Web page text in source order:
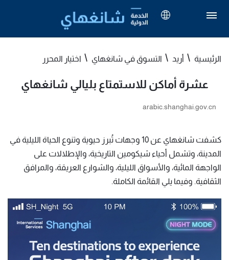
الرئيسية أريد التسوق في شانغهاي اختيار المحرر
عشرة أماكن للاستمتاع بليالي شانغهاي
arabic.shanghai.gov.cn
كشفت شانغهاي عن 10 وجهات تُبرز حيوية وتنوع الحياة الليلية في
المدينة، وتشمل أحياء شيكومين التاريخية، والإطلالات على
الواجهة المائية، والأسواق الليلية، والشوارع العريقة، والمرافق
الثقافية. وفيما يلي القائمة الكاملة.